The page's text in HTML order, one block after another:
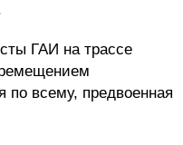
ГАИ на трассе
по всему, предвоенная